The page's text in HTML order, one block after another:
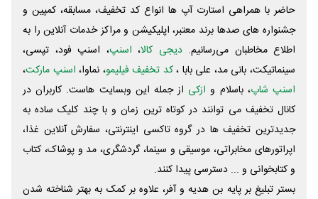
حاضر با همراهی استارت آپ ها انواع کد تخفیف، مسابقه، کمپین و
جشنواره های صدها برند معتبر، اپلیکیشن و مراکز خدمات آنلاین را به
اطلاع مخاطبان می‌رسانیم. دیجی کالا، اسنپ، اسنپ فود، تپسی،
سینماتیکت، بانی مد، علی‌ بابا ،کد تخفیف فیلیمو، نماوا، اسنپ مارکت،
اسنپ شاپ، باسلام و ازکی از جمله این وبسایت ‌هاست. کاربران در
کانال تخفیف می توانند در کوتاه ترین زمان و با چند کلیک ساده به
جدیدترین تخفیف ها در گروه تاکسی اینترنتی، سفارش آنلاین غذا،
اپراتورهای مخابراتی، موسیقی و سینما، گردشگری، مد و پوشاک، کتاب
و کتابخوانی و ... دسترسی پیدا کنند.
بستر تبلیغ بر پایه بن هدیه و آفر، علاوه بر کمک به بهتر شناخته شدن